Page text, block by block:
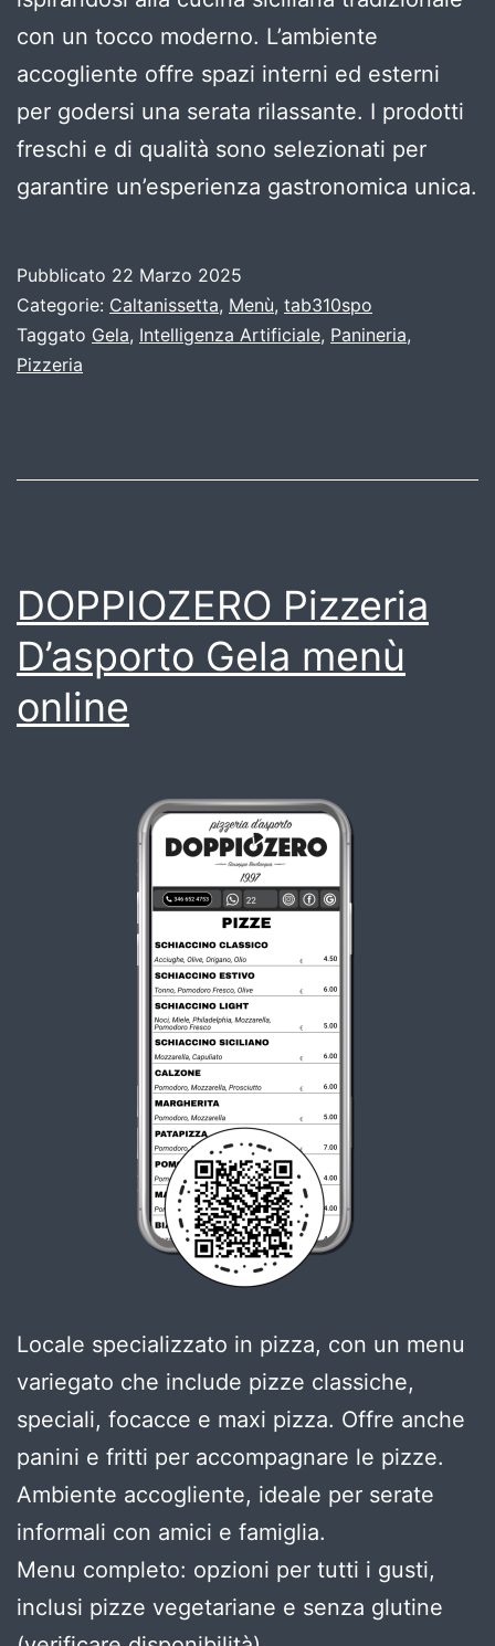
con un tocco moderno. L’ambiente
accogliente offre spazi interni ed esterni
per godersi una serata rilassante. I prodotti
freschi e di qualità sono selezionati per
garantire un’esperienza gastronomica unica.
Pubblicato 22 Marzo 2025
Categorie: Caltanissetta, Menù, tab310spo
Taggato Gela, Intelligenza Artificiale, Panineria,
Pizzeria
DOPPIOZERO Pizzeria
D’asporto Gela menù
online
Locale specializzato in pizza, con un menu
variegato che include pizze classiche,
speciali, focacce e maxi pizza. Offre anche
panini e fritti per accompagnare le pizze.
Ambiente accogliente, ideale per serate
informali con amici e famiglia.
Menu completo: opzioni per tutti i gusti,
inclusi pizze vegetariane e senza glutine